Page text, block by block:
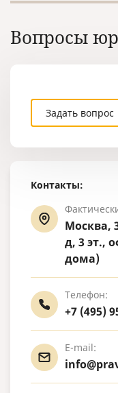
Контакты:
Москва,
д, 3 эт.,
дома)
Телефон:
+7 (495)
E-mail:
нашла никакой
Вопросы
Задать вопрос